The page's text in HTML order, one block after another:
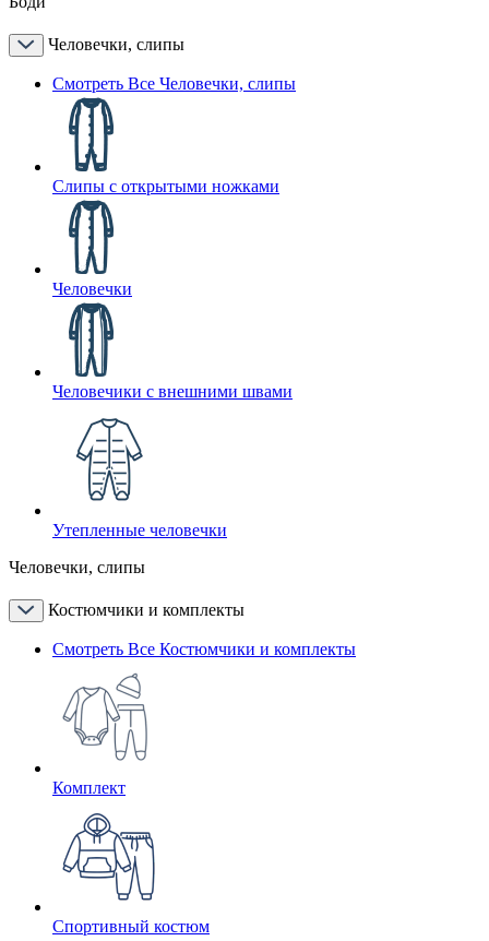
Человечки, слипы
Смотреть Все Человечки, слипы
Слипы с открытыми ножками
Человечки
Человечики с внешними швами
Утепленные человечки
Человечки, слипы
Костюмчики и комплекты
Смотреть Все Костюмчики и комплекты
Комплект
Спортивный костюм